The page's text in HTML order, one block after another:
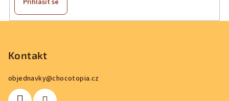
Přihlásit se
Kontakt
objednavky@chocotopia.cz